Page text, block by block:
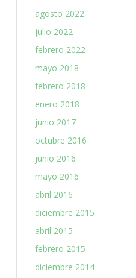
agosto 2022
julio 2022
febrero 2022
mayo 2018
febrero 2018
enero 2018
junio 2017
octubre 2016
junio 2016
mayo 2016
abril 2016
diciembre 2015
abril 2015
febrero 2015
diciembre 2014